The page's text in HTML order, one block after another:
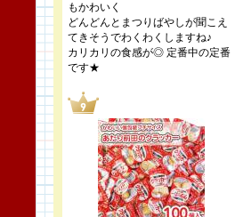
もかわいく
どんどんとまつりばやしが聞こえ
てきそうでわくわくしますね♪
カリカリの食感が◎ 定番中の定番
です★